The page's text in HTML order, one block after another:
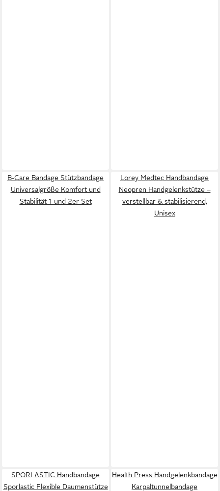
B-Care Bandage Stützbandage
Universalgröße Komfort und
Stabilität 1 und 2er Set
Lorey Medtec Handbandage
Neopren Handgelenkstütze –
verstellbar & stabilisierend,
Unisex
SPORLASTIC Handbandage
Sporlastic Flexible Daumenstütze
Health Press Handgelenkbandage
Karpaltunnelbandage